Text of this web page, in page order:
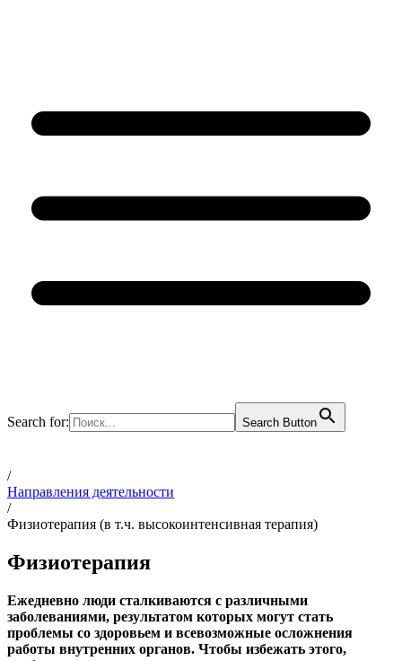
Search for: Search Button
/
Направления деятельности
/
Физиотерапия (в т.ч. высокоинтенсивная терапия)
Физиотерапия
Ежедневно люди сталкиваются с различными
заболеваниями, результатом которых могут стать
проблемы со здоровьем и всевозможные осложнения
работы внутренних органов. Чтобы избежать этого,